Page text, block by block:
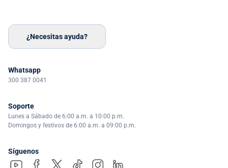
¿Necesitas ayuda?
Whatsapp
300 387 0041
Soporte
Lunes a Sábado de 6:00 a.m. a 10:00 p.m.
Domingos y festivos de 6:00 a.m. a 09:00 p.m.
Síguenos